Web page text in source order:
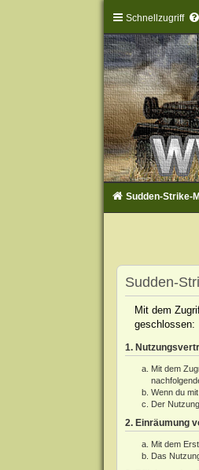
Schnellzugriff
Sudden-Strike-
Sudden-
Mit dem
geschlossen:
1.
Mit dem
Wenn du
Der
2. Einräumung
Mit dem
Das